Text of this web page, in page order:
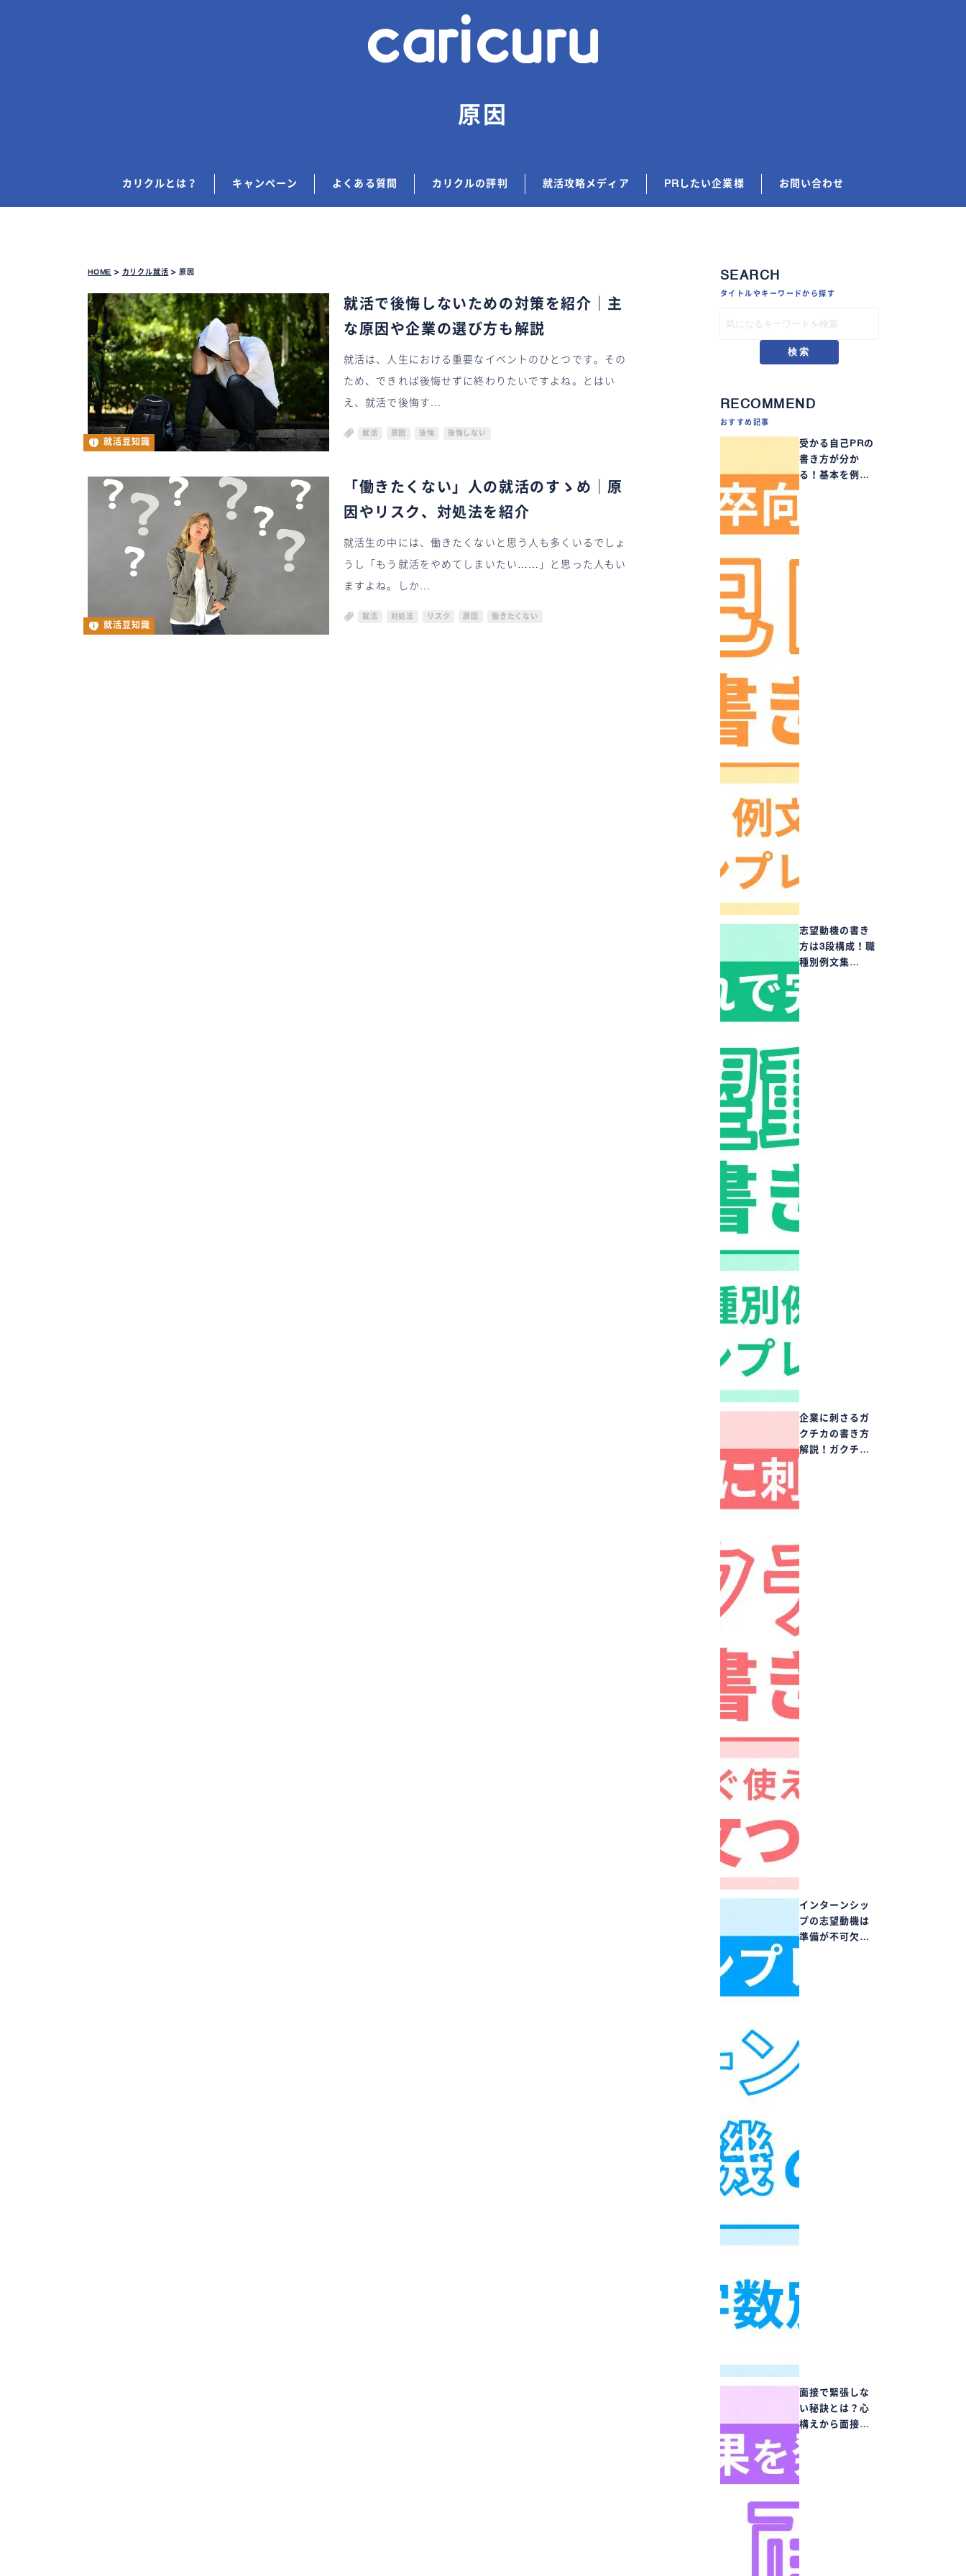
原因
カリクルとは？ キャンペーン よくある質問 カリクルの評判 就活攻略メディア PRしたい企業様 お問い合わせ
HOME > カリクル就活 > 原因
就活豆知識
就活で後悔しないための対策を紹介｜主
な原因や企業の選び方も解説
就活は、人生における重要なイベントのひとつです。その
ため、できれば後悔せずに終わりたいですよね。とはい
え、就活で後悔す...
就活 原因 後悔 後悔しない
就活豆知識
「働きたくない」人の就活のすゝめ｜原
因やリスク、対処法を紹介
就活生の中には、働きたくないと思う人も多くいるでしょ
うし「もう就活をやめてしまいたい……」と思った人もい
ますよね。しか...
就活 対処法 リスク 原因 働きたくない
SEARCH
タイトルやキーワードから探す
検索
RECOMMEND
おすすめ記事
受かる自己PRの
書き方が分か
る！基本を例…
志望動機の書き
方は3段構成！職
種別例文集…
企業に刺さるガ
クチカの書き方
解説！ガクチ…
インターンシッ
プの志望動機は
準備が不可欠…
面接で緊張しな
い秘訣とは？心
構えから面接…